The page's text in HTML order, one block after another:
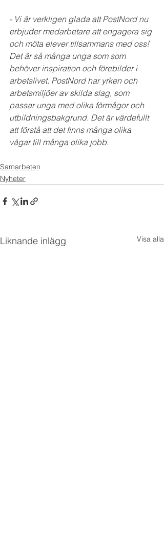
- Vi är verkligen glada att PostNord nu
erbjuder medarbetare att engagera sig
och möta elever tillsammans med oss!
Det är så många unga som som
behöver inspiration och förebilder i
arbetslivet. PostNord har yrken och
arbetsmiljöer av skilda slag, som
passar unga med olika förmågor och
utbildningsbakgrund. Det är värdefullt
att förstå att det finns många olika
vägar till många olika jobb.
Samarbeten
Nyheter
Liknande inlägg Visa alla